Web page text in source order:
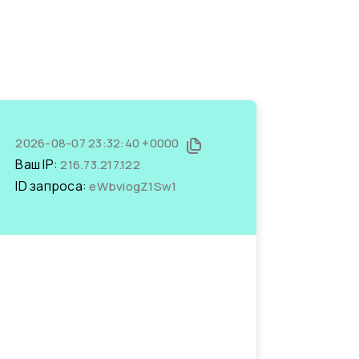
2026-08-07 23:32:40 +0000
Ваш IP:216.73.217.122
ID запроса:eWbviogZ1Sw1